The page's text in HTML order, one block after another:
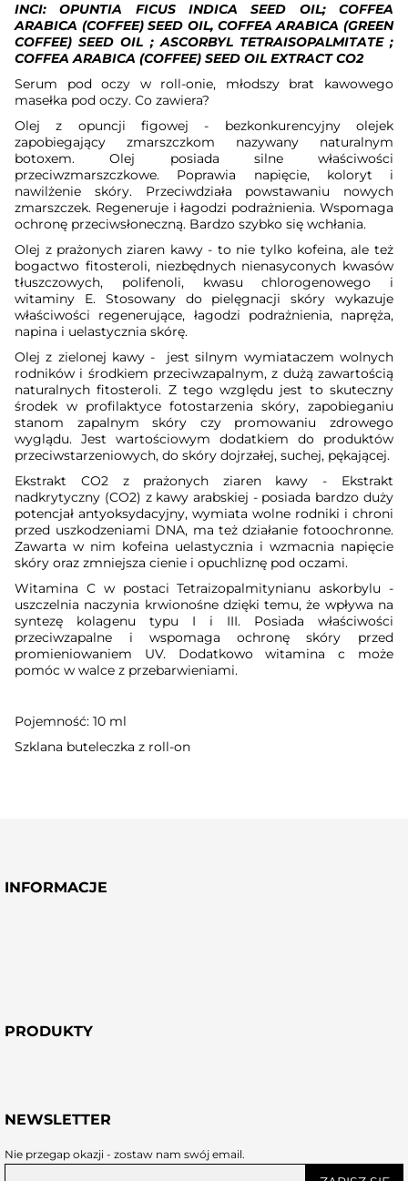
INCI: OPUNTIA FICUS INDICA SEED OIL; COFFEA
ARABICA (COFFEE) SEED OIL, COFFEA ARABICA (GREEN
COFFEE) SEED OIL ; ASCORBYL TETRAISOPALMITATE ;
COFFEA ARABICA (COFFEE) SEED OIL EXTRACT CO2
Serum pod oczy w roll-onie, młodszy brat kawowego
masełka pod oczy. Co zawiera?
Olej z opuncji figowej - bezkonkurencyjny olejek
zapobiegający zmarszczkom nazywany naturalnym
botoxem. Olej posiada silne właściwości
przeciwzmarszczkowe. Poprawia napięcie, koloryt i
nawilżenie skóry. Przeciwdziała powstawaniu nowych
zmarszczek. Regeneruje i łagodzi podrażnienia. Wspomaga
ochronę przeciwsłoneczną. Bardzo szybko się wchłania.
Olej z prażonych ziaren kawy- to nie tylko kofeina, ale też
bogactwo fitosteroli, niezbędnych nienasyconych kwasów
tłuszczowych, polifenoli, kwasu chlorogenowego i
witaminy E. Stosowany do pielęgnacji skóry wykazuje
właściwości regenerujące, łagodzi podrażnienia, napręża,
napina i uelastycznia skórę.
Olej z zielonej kawy -
jest silnym wymiataczem wolnych
rodników i środkiem przeciwzapalnym, z dużą zawartością
naturalnych fitosteroli. Z tego względu jest to skuteczny
środek w profilaktyce fotostarzenia skóry, zapobieganiu
stanom zapalnym skóry czy promowaniu zdrowego
wyglądu. Jest wartościowym dodatkiem do produktów
przeciwstarzeniowych, do skóry dojrzałej, suchej, pękającej.
Ekstrakt CO2 z prażonych ziaren kawy - Ekstrakt
nadkrytyczny (CO2) z kawy arabskiej - posiada bardzo duży
potencjał antyoksydacyjny, wymiata wolne rodniki i chroni
przed uszkodzeniami DNA, ma też działanie fotoochronne.
Zawarta w nim kofeina uelastycznia i wzmacnia napięcie
skóry oraz zmniejsza cienie i opuchliznę pod oczami.
Witamina C w postaci Tetraizopalmitynianu askorbylu -
uszczelnia naczynia krwionośne dzięki temu, że wpływa na
syntezę kolagenu typu I i III. Posiada właściwości
przeciwzapalne i wspomaga ochronę skóry przed
promieniowaniem UV. Dodatkowo witamina c może
pomóc w walce z przebarwieniami.
Pojemność: 10 ml
Szklana buteleczka z roll-on
INFORMACJE
PRODUKTY
NEWSLETTER
Nie przegap okazji - zostaw nam swój email.